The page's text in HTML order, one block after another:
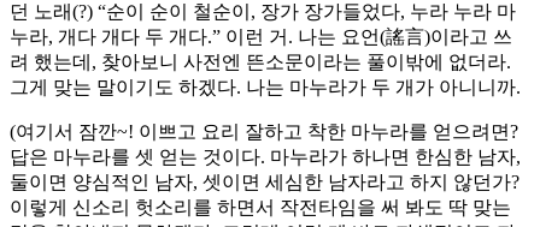
던 노래(?) “순이 순이 철순이, 장가 장가들었다, 누라 누라 마
누라, 개다 개다 두 개다.” 이런 거. 나는 요언(謠言)이라고 쓰
려 했는데, 찾아보니 사전엔 뜬소문이라는 풀이밖에 없더라.
그게 맞는 말이기도 하겠다. 나는 마누라가 두 개가 아니니까.
(여기서 잠깐~! 이쁘고 요리 잘하고 착한 마누라를 얻으려면?
답은 마누라를 셋 얻는 것이다. 마누라가 하나면 한심한 남자,
둘이면 양심적인 남자, 셋이면 세심한 남자라고 하지 않던가?
이렇게 신소리 헛소리를 하면서 작전타임을 써 봐도 딱 맞는